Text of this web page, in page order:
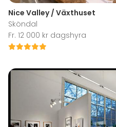
Nice Valley / Växthuset
Sköndal
Fr. 12 000 kr dagshyra